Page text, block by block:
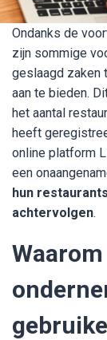
Ondanks de
zijn sommige
geslaagd zaken
aan te bieden.
het aantal
heeft
online platform
een
hun
achtervolgen.